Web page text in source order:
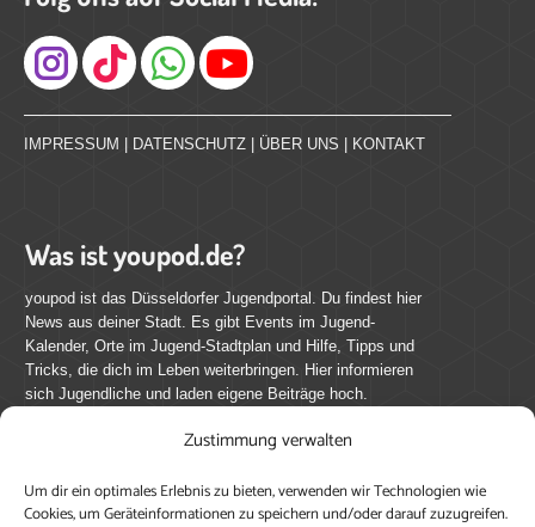
Zustimmung verwalten
Um dir ein optimales Erlebnis zu bieten, verwenden wir Technologien wie
Cookies, um Geräteinformationen zu speichern und/oder darauf zuzugreifen.
Instagram
IMPRESSUM DATENSCHUTZ ÜBER UNS KONTAKT
Was ist youpod.de?
youpod ist das Düsseldorfer Jugendportal. Du findest hier
News aus deiner Stadt. Es gibt Events im Jugend-
Kalender, Orte im Jugend-Stadtplan und Hilfe, Tipps und
Tricks, die dich im Leben weiterbringen. Hier informieren
sich Jugendliche und laden eigene Beiträge hoch.
Mach mit bei youpod.de!
youpod.de lebt von Menschen wie dir. Sammel